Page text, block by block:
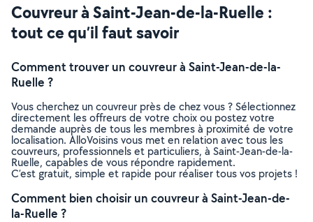
Couvreur à Saint-Jean-de-la-Ruelle :
tout ce qu’il faut savoir
Comment trouver un couvreur à Saint-Jean-de-la-
Ruelle ?
Vous cherchez un couvreur près de chez vous ? Sélectionnez
directement les offreurs de votre choix ou postez votre
demande auprès de tous les membres à proximité de votre
localisation. AlloVoisins vous met en relation avec tous les
couvreurs, professionnels et particuliers, à Saint-Jean-de-la-
Ruelle, capables de vous répondre rapidement.
C’est gratuit, simple et rapide pour réaliser tous vos projets !
Comment bien choisir un couvreur à Saint-Jean-de-
la-Ruelle ?